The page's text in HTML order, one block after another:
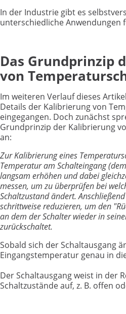
In der Industrie gibt es
unterschiedliche Anwendungen
Das Grundprinzip
von
Im weiteren Verlauf dieses
Details der Kalibrierung von
eingegangen. Doch zunächst
Grundprinzip der Kalibrierung
an:
Zur Kalibrierung eines
Temperatur am Schalteingang
langsam erhöhen und dabei
messen, um zu überprüfen bei
Schaltzustand ändert.
schrittweise reduzieren, um den
an dem der Schalter wieder in
zurückschaltet.
Sobald sich der Schaltausgang
Eingangstemperatur genau in
Der Schaltausgang weist in der
Schaltzustände auf, z. B. offen